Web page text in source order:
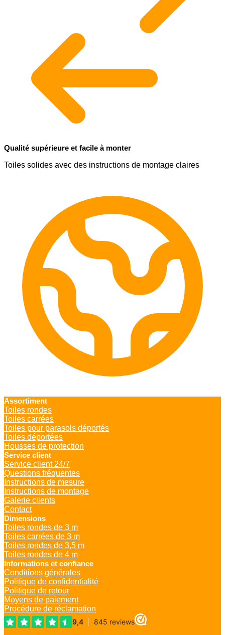
Qualité supérieure et facile à monter
Toiles solides avec des instructions de montage claires
Assortiment
Toiles rondes
Toiles carrées
Toiles pour parasols déportés
Toiles déportées
Housses de protection
Service client
Service client 24/7
Questions fréquentes
Instructions de mesure
Instructions de montage
Galerie clients
Contact
Dimensions
Toiles rondes de 3 m
Toiles carrées de 3 m
Toiles rondes de 3,5 m
Toiles rondes de 4 m
Informations et confiance
Conditions générales
Politique de confidentialité
Politique de retour
Moyens de paiement
Procédure de réclamation